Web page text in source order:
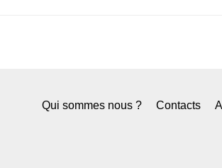
Qui sommes nous ? Contacts